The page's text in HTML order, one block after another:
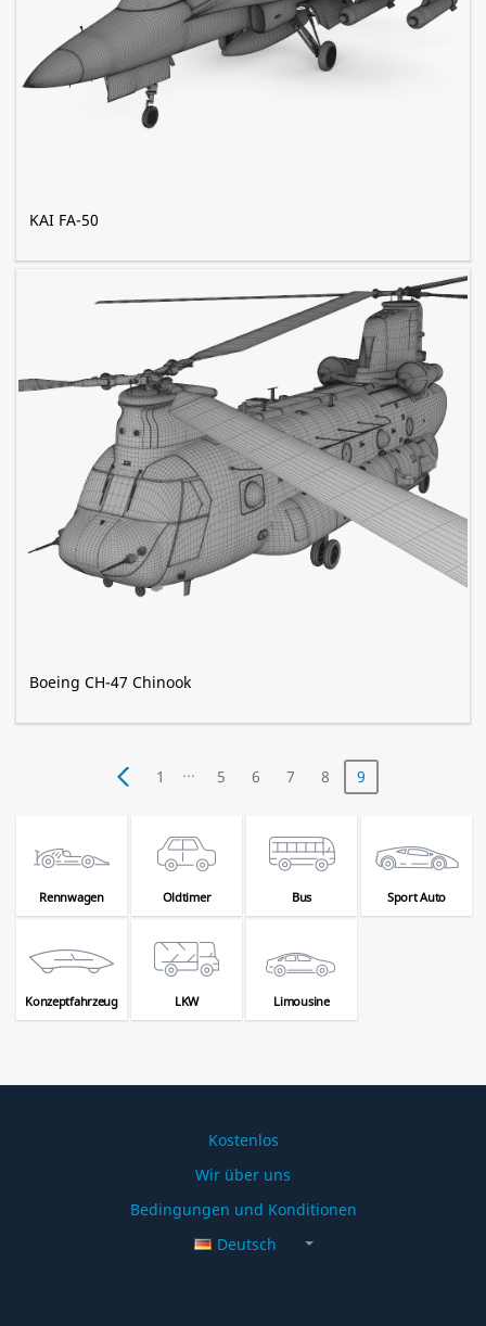
KAI FA-50
Boeing CH-47 Chinook
1 ... 5 6 7 8 9
Rennwagen Oldtimer Bus Sport Auto
Konzeptfahrzeug LKW Limousine
Kostenlos
Wir über uns
Bedingungen und Konditionen
Deutsch